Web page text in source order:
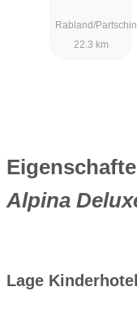
Rabland/
22.3 km
Alpina
Lage Kinderhotel